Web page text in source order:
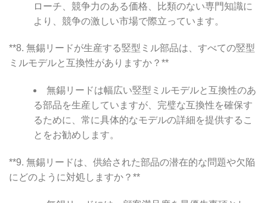
ローチ、競争力のある価格、比類のない専門知識に
より、競争の激しい市場で際立っています。
**8. 無錫リードが生産する竪型ミル部品は、すべての竪型
ミルモデルと互換性がありますか？**
無錫リードは幅広い竪型ミルモデルと互換性のあ
る部品を生産していますが、完璧な互換性を確保す
るために、常に具体的なモデルの詳細を提供するこ
とをお勧めします。
**9. 無錫リードは、供給された部品の潜在的な問題や欠陥
にどのように対処しますか？**